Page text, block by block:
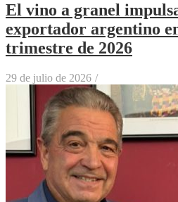
El vino a granel
exportador argentino
trimestre de 2026
29 de julio de 2026 /